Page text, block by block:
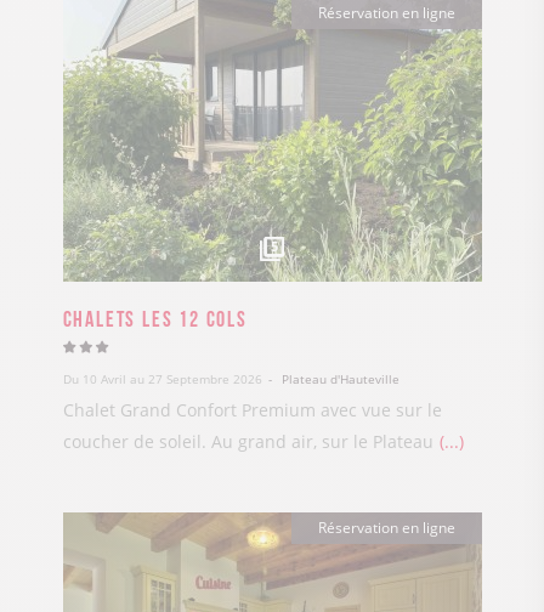
5
Réservation en ligne
Chalets les 12 Cols
Du 10 Avril au 27 Septembre 2026 Plateau d'Hauteville
Chalet Grand Confort Premium avec vue sur le
coucher de soleil. Au grand air, sur le Plateau ...
Réservation en ligne